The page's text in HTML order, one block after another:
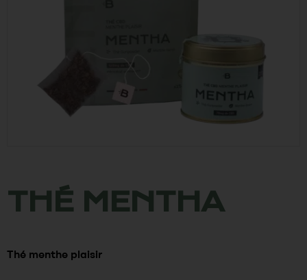
THÉ MENTHA
Thé menthe plaisir